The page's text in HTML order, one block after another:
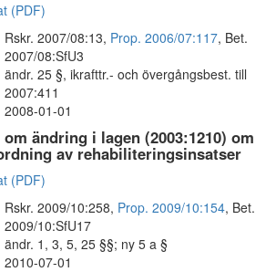
(PDF)
Rskr. 2007/08:13, Prop. 2006/07:117, Bet.
2007/08:SfU3
ändr. 25 §, ikrafttr.- och övergångsbest. till
2007:411
2008-01-01
om ändring i lagen (2003:1210) om
av rehabiliteringsinsatser
(PDF)
Rskr. 2009/10:258, Prop. 2009/10:154, Bet.
2009/10:SfU17
ändr. 1, 3, 5, 25 §§; ny 5 a §
2010-07-01